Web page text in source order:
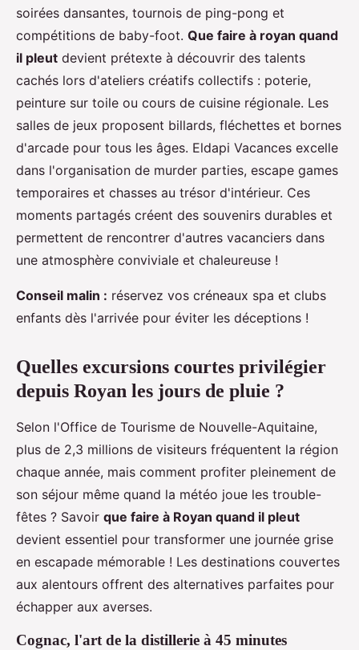
soirées dansantes, tournois de ping-pong et
compétitions de baby-foot. Que faire à royan quand
il pleut devient prétexte à découvrir des talents
cachés lors d'ateliers créatifs collectifs : poterie,
peinture sur toile ou cours de cuisine régionale. Les
salles de jeux proposent billards, fléchettes et bornes
d'arcade pour tous les âges. Eldapi Vacances excelle
dans l'organisation de murder parties, escape games
temporaires et chasses au trésor d'intérieur. Ces
moments partagés créent des souvenirs durables et
permettent de rencontrer d'autres vacanciers dans
une atmosphère conviviale et chaleureuse !
Conseil malin : réservez vos créneaux spa et clubs
enfants dès l'arrivée pour éviter les déceptions !
Quelles excursions courtes privilégier
depuis Royan les jours de pluie ?
Selon l'Office de Tourisme de Nouvelle-Aquitaine,
plus de 2,3 millions de visiteurs fréquentent la région
chaque année, mais comment profiter pleinement de
son séjour même quand la météo joue les trouble-
fêtes ? Savoir que faire à Royan quand il pleut
devient essentiel pour transformer une journée grise
en escapade mémorable ! Les destinations couvertes
aux alentours offrent des alternatives parfaites pour
échapper aux averses.
Cognac, l'art de la distillerie à 45 minutes